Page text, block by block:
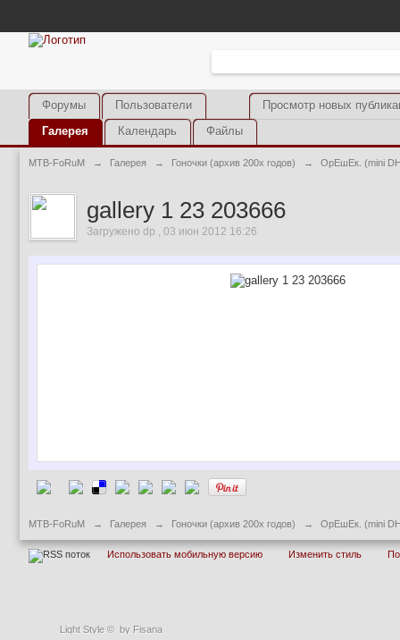
Light Style © by Fisana
Просмотр новых
Форумы
Пользователи
Галерея
Календарь Файлы
MTB-FoRuM → Галерея → Гоночки (архив 200х годов) → ОрЕшЕк. (mini
gallery 1 23 203666
Загружено dp , 03 июн 2012 16:26
MTB-FoRuM → Галерея → Гоночки (архив 200х годов) → ОрЕшЕк. (mini
Использовать мобильную версию Изменить стиль